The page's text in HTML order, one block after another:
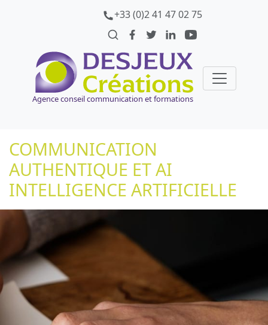
+33 (0)2 41 47 02 75
Agence conseil communication et formations
COMMUNICATION
AUTHENTIQUE ET AI
INTELLIGENCE ARTIFICIELLE